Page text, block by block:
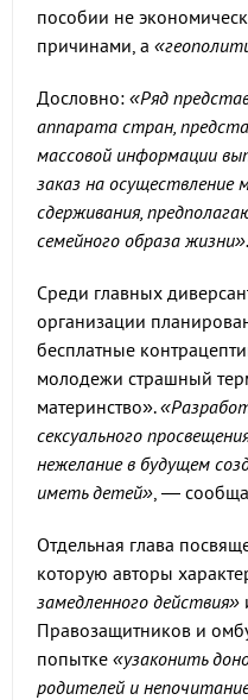
пособии не
причинами, а
Дословно: «Ряд
аппарата стран,
массовой информации
заказ на осуществление
сдерживания,
семейного образа жизни».
Среди главных
организации
бесплатные
молодежи страшный
материнство».
сексуального
нежелание в будущем
иметь детей», —
Отдельная глава
которую авторы
замедленного действия»
Правозащитников и
попытке «узаконить
родителей и